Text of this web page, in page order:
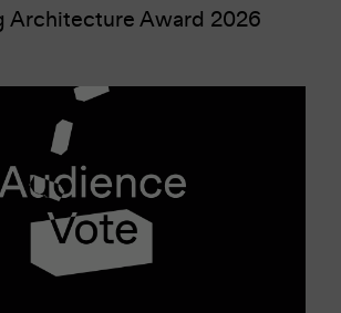
Architecture Award 2026